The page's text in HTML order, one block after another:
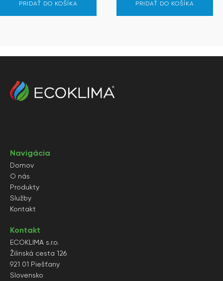
bola:
2
je:
1
PRIDAŤ DO KOŠÍKA PRIDAŤ DO KOŠÍKA
Navigácia
Domov
O nás
Produkty
Služby
Kontakt
Kontakt
ECOKLIMA s.r.o.
Žilinská cesta 126
921 01 Piešťany
Slovensko